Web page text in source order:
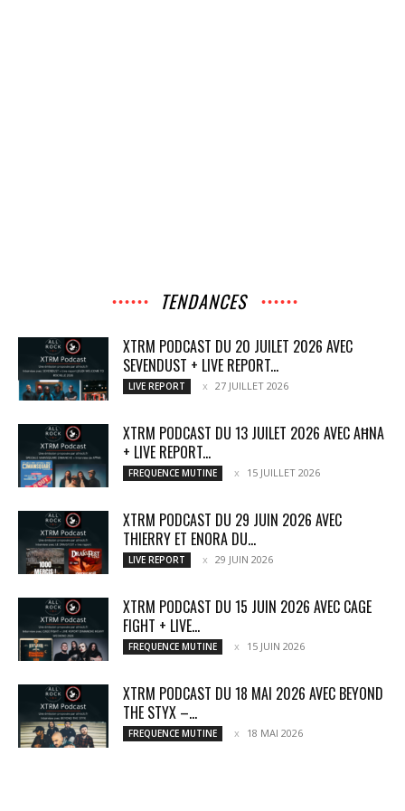
TENDANCES
XTRM PODCAST DU 20 JUILET 2026 AVEC
SEVENDUST + LIVE REPORT...
LIVE REPORT 27 JUILLET 2026
XTRM PODCAST DU 13 JUILET 2026 AVEC AĦNA
+ LIVE REPORT...
FREQUENCE MUTINE 15 JUILLET 2026
XTRM PODCAST DU 29 JUIN 2026 AVEC
THIERRY ET ENORA DU...
LIVE REPORT 29 JUIN 2026
XTRM PODCAST DU 15 JUIN 2026 AVEC CAGE
FIGHT + LIVE...
FREQUENCE MUTINE 15 JUIN 2026
XTRM PODCAST DU 18 MAI 2026 AVEC BEYOND
THE STYX –...
FREQUENCE MUTINE 18 MAI 2026